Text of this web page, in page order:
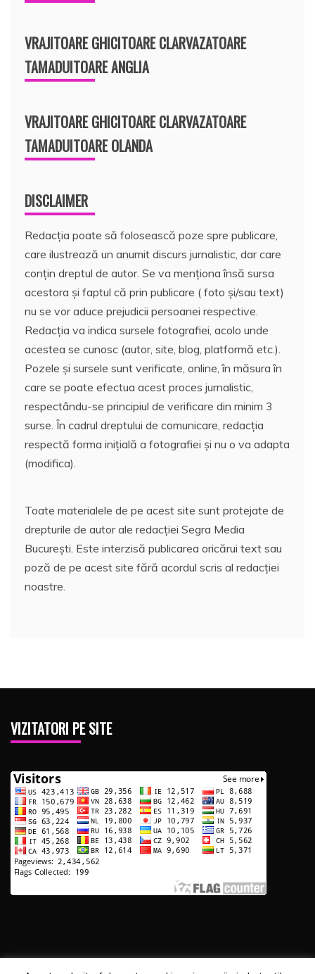
VRAJITOARE GHICITOARE CLARVAZATOARE
TAMADUITOARE ANGLIA
VRAJITOARE GHICITOARE CLARVAZATOARE
TAMADUITOARE OLANDA
DISCLAIMER
Redacția poate să folosească poze spre publicare,
care ilustrează un anumit discurs jurnalistic, dar care
conțin dreptul de autor. Se va menționa însă sursa
acestora și faptul că prin publicare ( foto și/sau text)
nu se vor aduce prejudicii persoanei respective.
Redacția va indica sursele fotografiei, acolo unde
acestea se cunosc (autor, site, blog, platformă etc.).
Pozele și sursele sunt verificate, online, în măsura în
care se poate efectua acest proces jurnalistic,
respectându-se principiul de verificare din minim 3
surse. În cadrul dreptului de comunicare, redacția
respectă forma inițială a fotografiei și nu o va adapta
(modifica).
Toate materialele de pe acest site sunt protejate de
drepturile de autor ale redacției Segra Media
București. Este interzisă publicarea oricărui text sau
poză de pe acest site fără acordul scris al redacției
noastre.
VIZITATORI PE SITE